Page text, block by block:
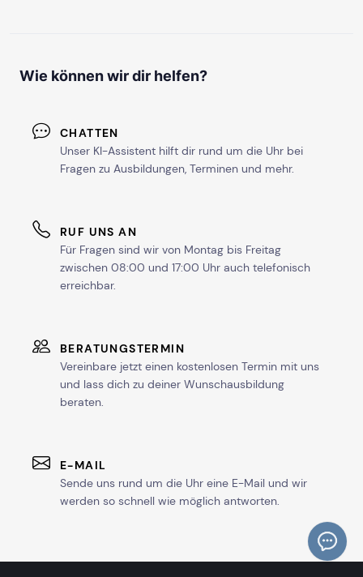
Wie können wir dir helfen?
CHATTEN
Unser KI-Assistent hilft dir rund um die Uhr bei
Fragen zu Ausbildungen, Terminen und mehr.
RUF UNS AN
Für Fragen sind wir von Montag bis Freitag
zwischen 08:00 und 17:00 Uhr auch telefonisch
erreichbar.
BERATUNGSTERMIN
Vereinbare jetzt einen kostenlosen Termin mit uns
und lass dich zu deiner Wunschausbildung
beraten.
E-MAIL
Sende uns rund um die Uhr eine E-Mail und wir
werden so schnell wie möglich antworten.